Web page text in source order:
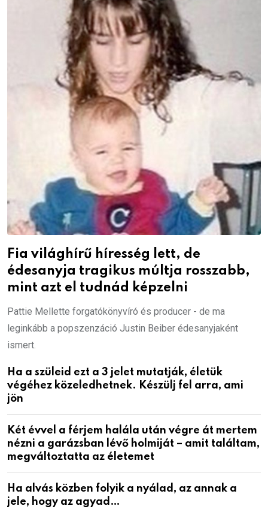
Fia világhírű híresség lett, de
édesanyja tragikus múltja rosszabb,
mint azt el tudnád képzelni
Pattie Mellette forgatókönyvíró és producer - de ma
leginkább a popszenzáció Justin Beiber édesanyjaként
ismert.
Ha a szüleid ezt a 3 jelet mutatják, életük
végéhez közeledhetnek. Készülj fel arra, ami
jön
Két évvel a férjem halála után végre át mertem
nézni a garázsban lévő holmiját – amit találtam,
megváltoztatta az életemet
Ha alvás közben folyik a nyálad, az annak a
jele, hogy az agyad…